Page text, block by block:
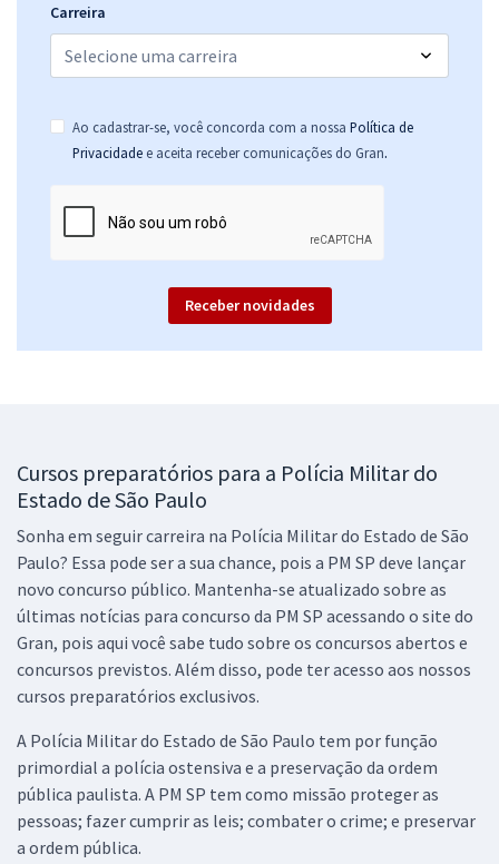
Carreira
Ao cadastrar-se, você concorda com a nossa Política de
Privacidade e aceita receber comunicações do Gran.
Receber novidades
Cursos preparatórios para a Polícia Militar do
Estado de São Paulo
Sonha em seguir carreira na Polícia Militar do Estado de São
Paulo? Essa pode ser a sua chance, pois a PM SP deve lançar
novo concurso público. Mantenha-se atualizado sobre as
últimas notícias para concurso da PM SP acessando o site do
Gran, pois aqui você sabe tudo sobre os concursos abertos e
concursos previstos. Além disso, pode ter acesso aos nossos
cursos preparatórios exclusivos.
A Polícia Militar do Estado de São Paulo tem por função
primordial a polícia ostensiva e a preservação da ordem
pública paulista. A PM SP tem como missão proteger as
pessoas; fazer cumprir as leis; combater o crime; e preservar
a ordem pública.